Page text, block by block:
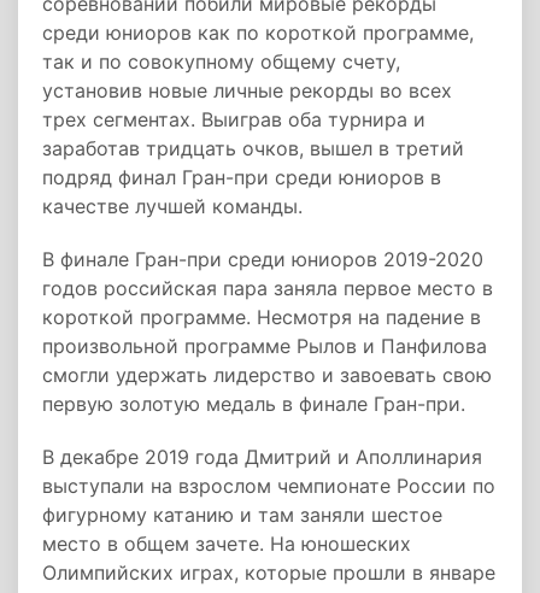
среди юниоров как по короткой программе,
так и по совокупному общему счету,
установив новые личные рекорды во всех
трех сегментах. Выиграв оба турнира и
заработав тридцать очков, вышел в третий
подряд финал Гран-при среди юниоров в
качестве лучшей команды.
В финале Гран-при среди юниоров 2019-2020
годов российская пара заняла первое место в
короткой программе. Несмотря на падение в
произвольной программе Рылов и Панфилова
смогли удержать лидерство и завоевать свою
первую золотую медаль в финале Гран-при.
В декабре 2019 года Дмитрий и Аполлинария
выступали на взрослом чемпионате России по
фигурному катанию и там заняли шестое
место в общем зачете. На юношеских
Олимпийских играх, которые прошли в январе